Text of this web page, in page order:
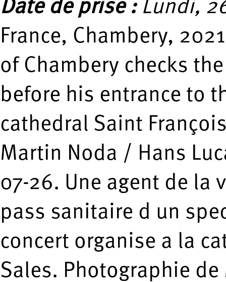
Date de prise : Lundi,
France, Chambery,
of Chambery checks
before his entrance to
cathedral Saint
Martin Noda / Hans
07-26. Une agent de la
pass sanitaire d un
concert organise a la
Sales. Photographie